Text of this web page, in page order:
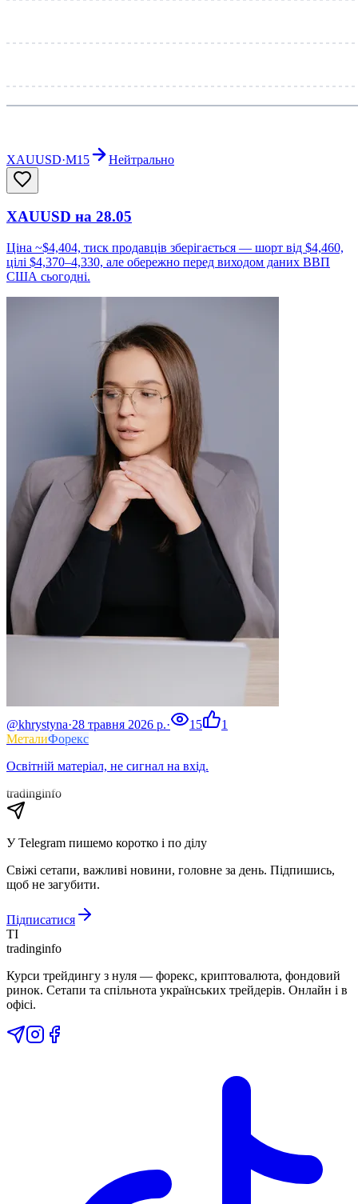
XAUUSD·M15 Нейтрально
XAUUSD на 28.05
Ціна ~$4,404, тиск продавців зберігається — шорт від $4,460,
цілі $4,370–4,330, але обережно перед виходом даних ВВП
США сьогодні.
@khrystyna·28 травня 2026 р.· 15
1
МеталиФорекс
Освітній матеріал, не сигнал на вхід.
tradinginfo
У Telegram пишемо коротко і по ділу
Свіжі сетапи, важливі новини, головне за день. Підпишись,
щоб не загубити.
Підписатися
TI
tradinginfo
Курси трейдингу з нуля — форекс, криптовалюта, фондовий
ринок. Сетапи та спільнота українських трейдерів. Онлайн і в
офісі.